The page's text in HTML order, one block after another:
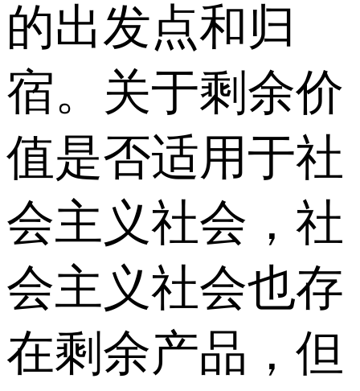
的出发点和归
宿。关于剩余价
值是否适用于社
会主义社会，社
会主义社会也存
在剩余产品，但